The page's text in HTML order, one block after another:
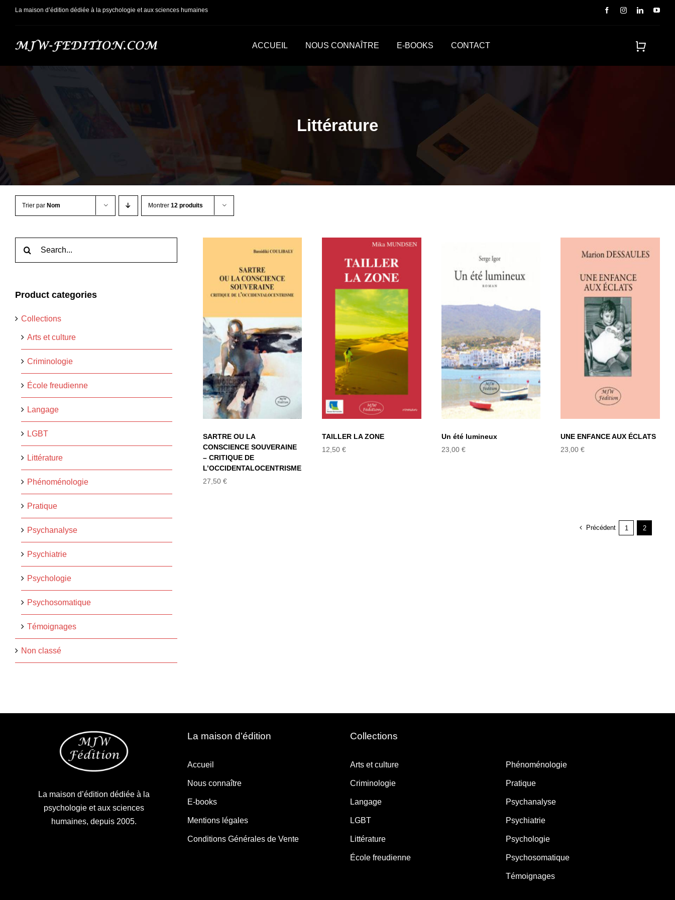
PasserLa maison d’édition dédiée à la psychologie et aux sciences humaines
ACCUEIL NOUS CONNAÎTRE E-BOOKS CONTACT
Littérature
Trier par Nom Montrer 12 produits
Product categories
Collections
Arts et culture
Criminologie
École freudienne
Langage
LGBT
Littérature
Phénoménologie
Pratique
Psychanalyse
Psychiatrie
Psychologie
Psychosomatique
Témoignages
Non classé
CONSCIENCE
SOUVERAINE –
CRITIQUE DE
L’OCCIDENTALOCENTRISME
SARTRE OU LA
CONSCIENCE SOUVERAINE
– CRITIQUE DE
L’OCCIDENTALOCENTRISME
27,50 €
TAILLER LA
ZONE
TAILLER LA ZONE
12,50€
Un été lumineux
Un été lumineux
23,00 €
UNE ENFANCE
AUX ÉCLATS
UNE ENFANCE AUX ÉCLATS
23,00€
Précédent 1 2
La maison d’édition dédiée à la
psychologie et aux sciences
humaines, depuis 2005.
La maison d’édition
Accueil
Nous connaître
E-books
Mentions légales
Conditions Générales de Vente
Collections
Arts et culture
Criminologie
Langage
LGBT
Littérature
École freudienne
Phénoménologie
Pratique
Psychanalyse
Psychiatrie
Psychologie
Psychosomatique
Témoignages